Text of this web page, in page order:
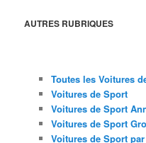
AUTRES RUBRIQUES
Toutes les Voitures
Voitures de Sport
Voitures de Sport
Voitures de Sport
Voitures de Sport